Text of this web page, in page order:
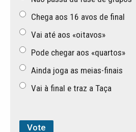
Chega aos 16 avos de final
Vai até aos «oitavos»
Pode chegar aos «quartos»
Ainda joga as meias-finais
Vai à final e traz a Taça